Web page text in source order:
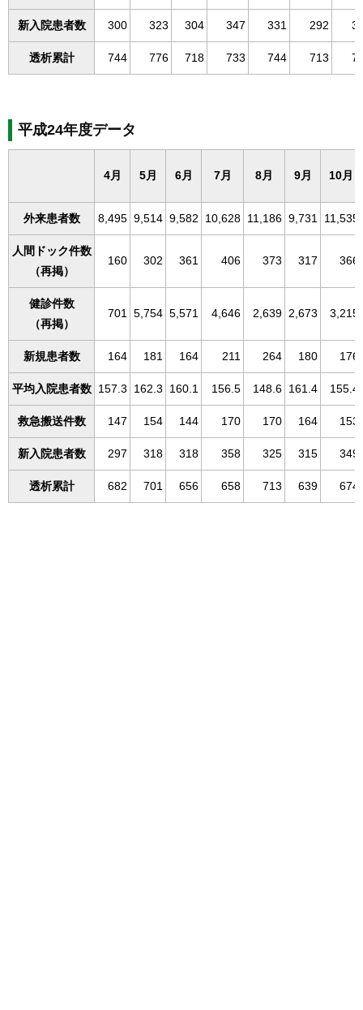
新入院患者数 300 323 304 347 331 292
透析累計 744 776 718 733 744 713
平成24年度データ
4月 5月 6月 7月 8月 9月 10月
外来患者数 8,495 9,514 9,582 10,628 11,186 9,731 11,535
人間ドック件数
（再掲）
160 302 361 406 373 317 366
健診件数
（再掲）
701 5,754 5,571 4,646 2,639 2,673 3,215
新規患者数 164 181 164 211 264 180 176
平均入院患者数 157.3 162.3 160.1 156.5 148.6 161.4 155.4
救急搬送件数 147 154 144 170 170 164 153
新入院患者数 297 318 318 358 325 315 349
透析累計 682 701 656 658 713 639 674